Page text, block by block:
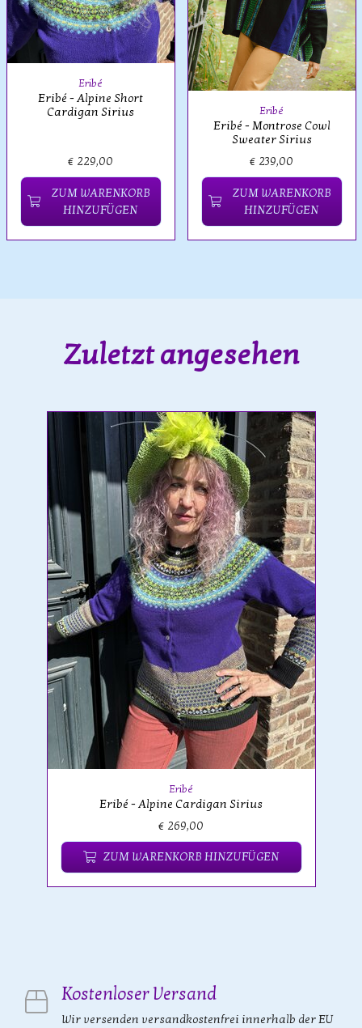
Eribé
Eribé - Alpine Short
Cardigan Sirius
€ 229,00
ZUM WARENKORB
HINZUFÜGEN
Eribé
Eribé - Montrose Cowl
Sweater Sirius
€ 239,00
ZUM WARENKORB
HINZUFÜGEN
Zuletzt angesehen
Eribé
Eribé - Alpine Cardigan Sirius
€ 269,00
ZUM WARENKORB HINZUFÜGEN
Kostenloser Versand
Wir versenden versandkostenfrei innerhalb der EU